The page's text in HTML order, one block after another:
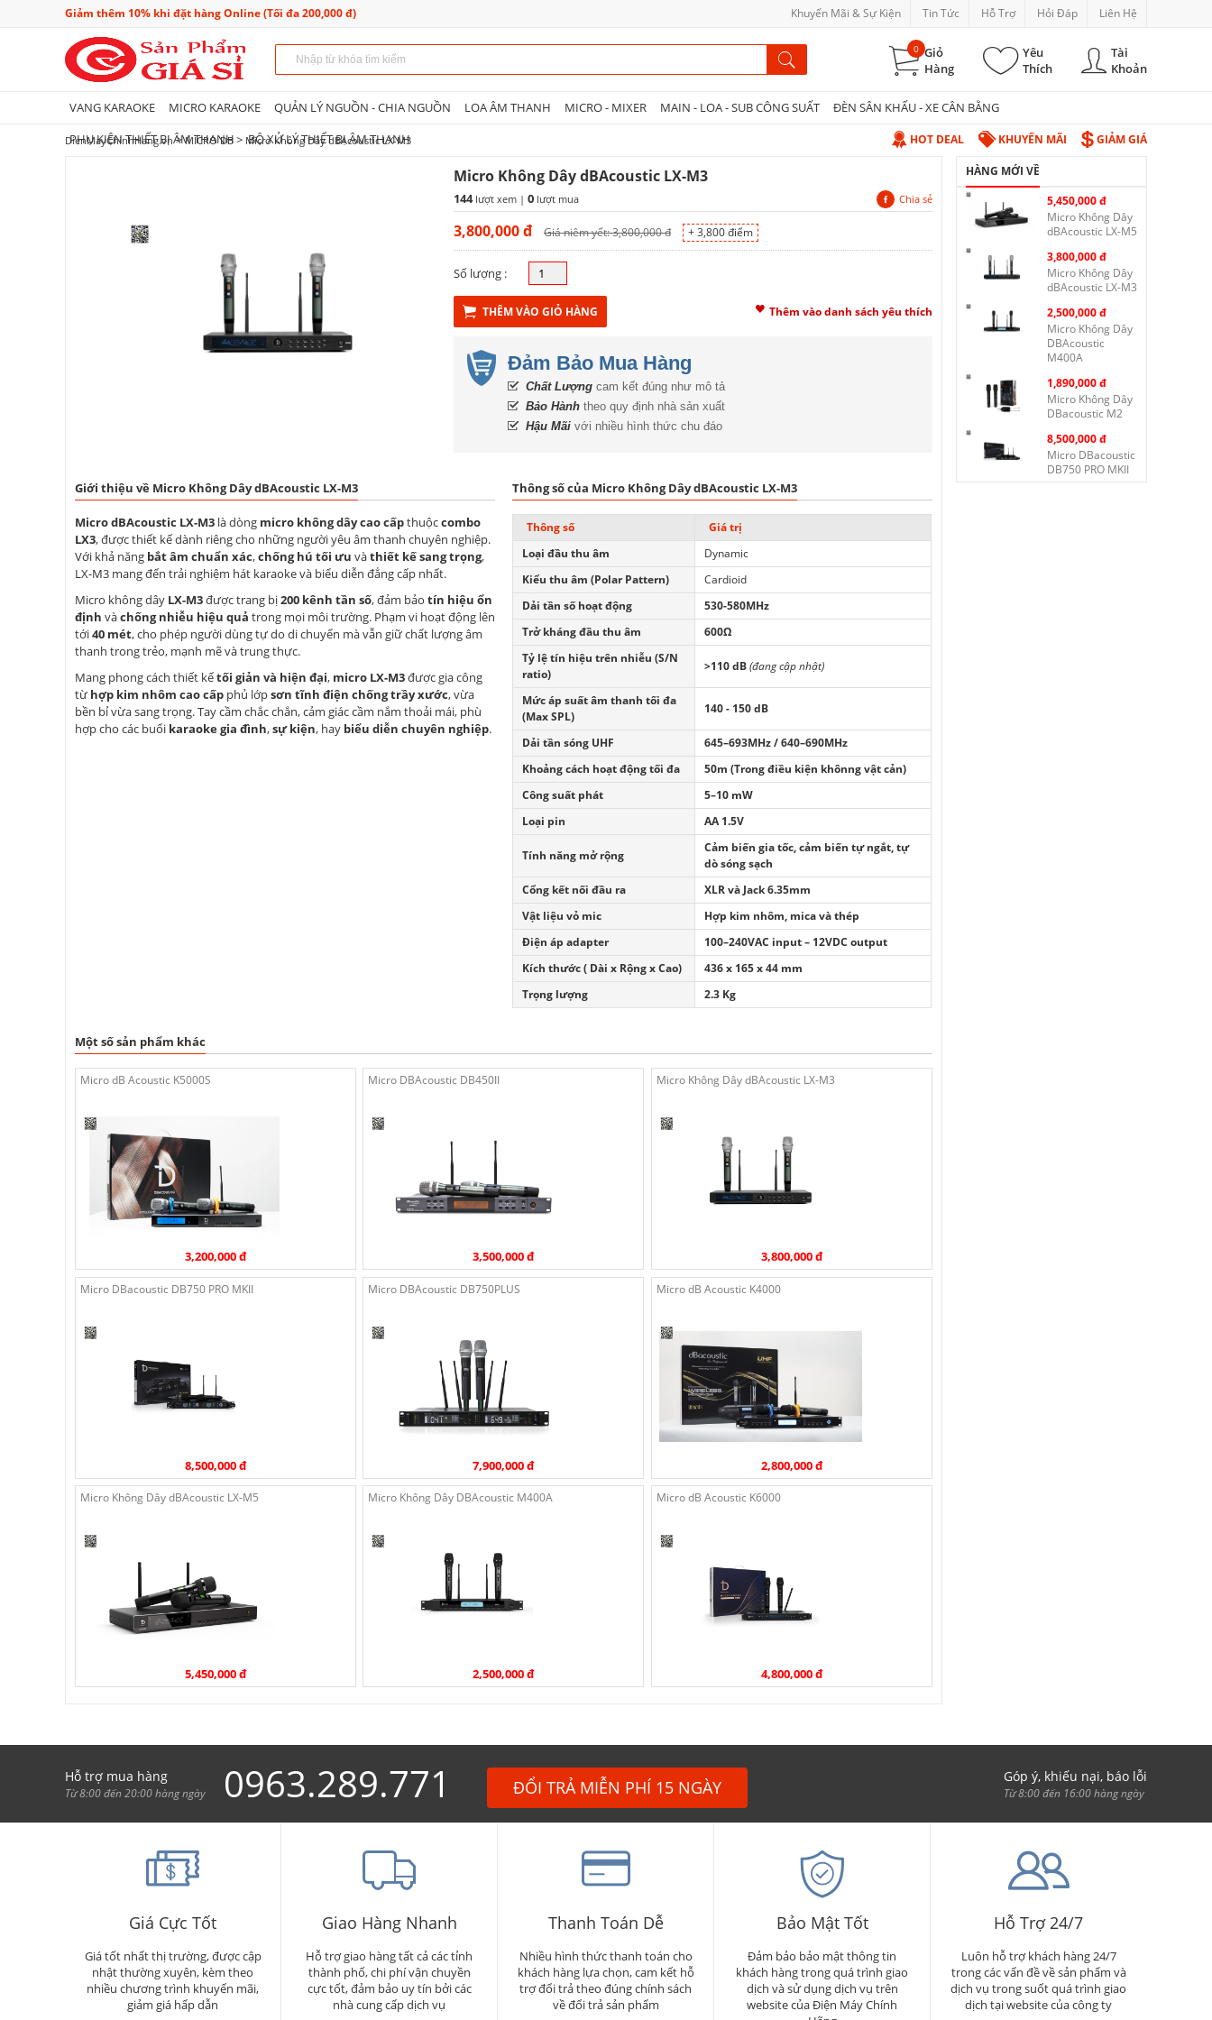
Giảm thêm 10% khi đặt hàng Online (Tối đa 200,000 đ) Khuyến Mãi & Sự Kiện Tin Tức Hỗ Trợ Hỏi Đáp Liên Hệ
Tài
Khoản
Yêu
Thích
Giỏ
Hàng
0
VANG KARAOKE MICRO KARAOKE QUẢN LÝ NGUỒN - CHIA NGUỒN LOA ÂM THANH MICRO - MIXER MAIN - LOA - SUB CÔNG SUẤT
ĐÈN SÂN KHẤU - XE CÂN BẰNG
PHỤ KIỆN THIẾT BỊ ÂM THANH
BỘ XỬ LÝ THIẾT BỊ ÂM THANH GIẢM GIÁ
KHUYẾN MÃI
HOT DEAL
DienMayChinhHang.vn> MICRO DB > Micro Không Dây dBAcoustic LX-M3
Micro Không Dây dBAcoustic LX-M3
144lượt xem | 0 lượt mua Chia sẻ
3,800,000đ Giá niêm yết: 3,800,000 đ + 3,800 điểm
Số lượng :
THÊM VÀO GIỎ HÀNG Thêm vào danh sách yêu thích
Đảm Bảo Mua Hàng
Chất Lượng cam kết đúng như mô tả
Bảo Hành theo quy định nhà sản xuất
Hậu Mãi với nhiều hình thức chu đáo
Giới thiệu về Micro Không Dây dBAcoustic LX-M3
Micro dBAcoustic LX-M3 là dòng micro không dây cao cấpthuộccombo
LX3, được thiết kế dành riêng cho những người yêu âm thanh chuyên nghiệp.
Với khả năng bắt âm chuẩn xác,chống hú tối ưu vàthiết kế sang trọng,
LX-M3 mang đến trải nghiệm hát karaoke và biểu diễn đẳng cấp nhất.
Micro không dây LX-M3được trang bị200 kênh tần số, đảm bảo tín hiệu ổn
định vàchống nhiễu hiệu quả trong mọi môi trường. Phạm vi hoạt động lên
tới40 mét, cho phép người dùng tự do di chuyển mà vẫn giữ chất lượng âm
thanh trong trẻo, mạnh mẽ và trung thực.
Mang phong cách thiết kếtối giản và hiện đại, micro LX-M3được gia công
từ hợp kim nhôm cao cấp phủ lớpsơn tĩnh điện chống trầy xước, vừa
bền bỉ vừa sang trọng. Tay cầm chắc chắn, cảm giác cầm nắm thoải mái, phù
hợp cho các buổi karaoke gia đình,sự kiện, hay biểu diễn chuyên nghiệp.
Thông số của Micro Không Dây dBAcoustic LX-M3
Thông số
Giá trị
Loại đầu thu âm
Dynamic
Kiểu thu âm (Polar Pattern)
Cardioid
Dải tần số hoạt động
530-580MHz
Trở kháng đầu thu âm
600Ω
Tỷ lệ tín hiệu trên nhiễu (S/N
ratio)
>110 dB(đang cập nhật)
Mức áp suất âm thanh tối đa
(Max SPL)
140 - 150 dB
Dải tần sóng UHF
645–693MHz / 640–690MHz
Khoảng cách hoạt động tối đa
50m (Trong điều kiện khônng vật cản)
Công suất phát
5–10 mW
Loại pin
AA 1.5V
Tính năng mở rộng
Cảm biến gia tốc, cảm biến tự ngắt, tự
dò sóng sạch
Cổng kết nối đầu ra
XLR và Jack 6.35mm
Vật liệu vỏ mic
Hợp kim nhôm, mica và thép
Điện áp adapter
100–240VAC input – 12VDC output
Kích thước ( Dài x Rộng x Cao)
436 x 165 x 44 mm
Trọng lượng
2.3 Kg
Một số sản phẩm khác
Micro dB Acoustic K5000S
3,200,000 đ
Micro DBAcoustic DB450II
3,500,000 đ
Micro Không Dây dBAcoustic LX-M3
3,800,000 đ
Micro DBacoustic DB750 PRO MKII
8,500,000 đ
Micro DBAcoustic DB750PLUS
7,900,000 đ
Micro dB Acoustic K4000
2,800,000 đ
Micro Không Dây dBAcoustic LX-M5
5,450,000 đ
Micro Không Dây DBAcoustic M400A
2,500,000 đ
Micro dB Acoustic K6000
4,800,000 đ
HÀNG MỚI VỀ
5,450,000 đ
Micro Không Dây
dBAcoustic LX-M5
3,800,000 đ
Micro Không Dây
dBAcoustic LX-M3
2,500,000 đ
Micro Không Dây
DBAcoustic
M400A
1,890,000 đ
Micro Không Dây
DBacoustic M2
8,500,000 đ
Micro DBacoustic
DB750 PRO MKII
Hỗ trợ mua hàng
Từ 8:00 đến 20:00 hàng ngày 0963.289.771 ĐỔI TRẢ MIỄN PHÍ 15 NGÀY
Góp ý, khiếu nại, báo lỗi
Từ 8:00 đến 16:00 hàng ngày
Giá Cực Tốt
Giá tốt nhất thị trường, được cập
nhật thường xuyên, kèm theo
nhiều chương trình khuyến mãi,
giảm giá hấp dẫn
Giao Hàng Nhanh
Hỗ trợ giao hàng tất cả các tỉnh
thành phố, chi phí vận chuyền
cực tốt, đảm bảo uy tín bởi các
nhà cung cấp dịch vụ
Thanh Toán Dễ
Nhiều hình thức thanh toán cho
khách hàng lựa chọn, cam kết hỗ
trợ đổi trả theo đúng chính sách
về đổi trả sản phẩm
Bảo Mật Tốt
Đảm bảo bảo mật thông tin
khách hàng trong quá trình giao
dịch và sử dụng dịch vụ trên
website của Điện Máy Chính
Hỗ Trợ 24/7
Luôn hỗ trợ khách hàng 24/7
trong các vấn đề về sản phẩm và
dịch vụ trong suốt quá trình giao
dịch tại website của công ty